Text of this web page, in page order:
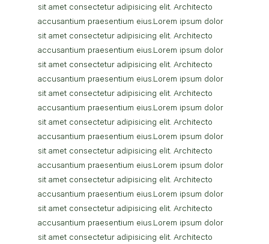
sit amet consectetur adipisicing elit. Architecto
accusantium praesentium eius.Lorem ipsum dolor
sit amet consectetur adipisicing elit. Architecto
accusantium praesentium eius.Lorem ipsum dolor
sit amet consectetur adipisicing elit. Architecto
accusantium praesentium eius.Lorem ipsum dolor
sit amet consectetur adipisicing elit. Architecto
accusantium praesentium eius.Lorem ipsum dolor
sit amet consectetur adipisicing elit. Architecto
accusantium praesentium eius.Lorem ipsum dolor
sit amet consectetur adipisicing elit. Architecto
accusantium praesentium eius.Lorem ipsum dolor
sit amet consectetur adipisicing elit. Architecto
accusantium praesentium eius.Lorem ipsum dolor
sit amet consectetur adipisicing elit. Architecto
accusantium praesentium eius.Lorem ipsum dolor
sit amet consectetur adipisicing elit. Architecto